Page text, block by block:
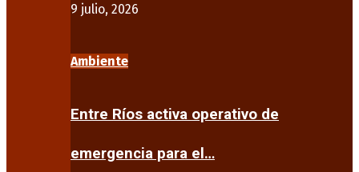
9 julio, 2026
Ambiente
Entre Ríos activa operativo de
emergencia para el…